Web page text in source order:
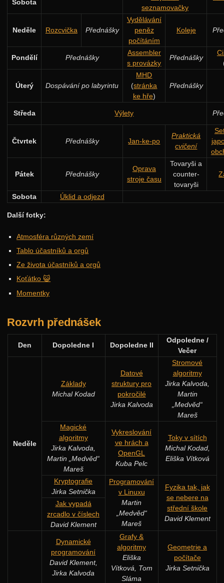
Sobota
seznamovačky
Neděle Rozcvička Přednášky
Vydělávání
peněz
počítáním
Koleje
Pondělí Přednášky
Assembler
s provázky
Přednášky
Úterý Dospávání po labyrintu
MHD
(stránka
ke hře)
Přednášky
Středa Výlety
Čtvrtek Přednášky Jan-ke-po
Praktická
cvičení
Pátek Přednášky
Oprava
stroje času
Tovaryši a
counter-
tovaryši
Sobota Úklid a odjezd
Další fotky:
Atmosféra různých zemí
Tablo účastníků a orgů
Ze života účastníků a orgů
Koťátko 😺
Momentky
Rozvrh přednášek
Den Dopoledne I Dopoledne II
Odpoledne /
Večer
Neděle
Základy
Michal Kodad
Datové
struktury pro
pokročilé
Jirka Kalvoda
Stromové
algoritmy
Jirka Kalvoda,
Martin
„Medvěd“
Mareš
Magické
algoritmy
Jirka Kalvoda,
Martin „Medvěd“
Mareš
Vykreslování
ve hrách a
OpenGL
Kuba Pelc
Toky v sítích
Michal Kodad,
Eliška Vítková
Kryptografie
Jirka Setnička
Programování
v Linuxu
Martin
„Medvěd“
Mareš
Fyzika tak, jak
se nebere na
střední škole
David Klement
Jak vypadá
zrcadlo v číslech
David Klement
Dynamické
programování
David Klement,
Jirka Kalvoda
Grafy &
algoritmy
Eliška
Vítková, Tom
Sláma
Geometrie a
počítače
Jirka Setnička